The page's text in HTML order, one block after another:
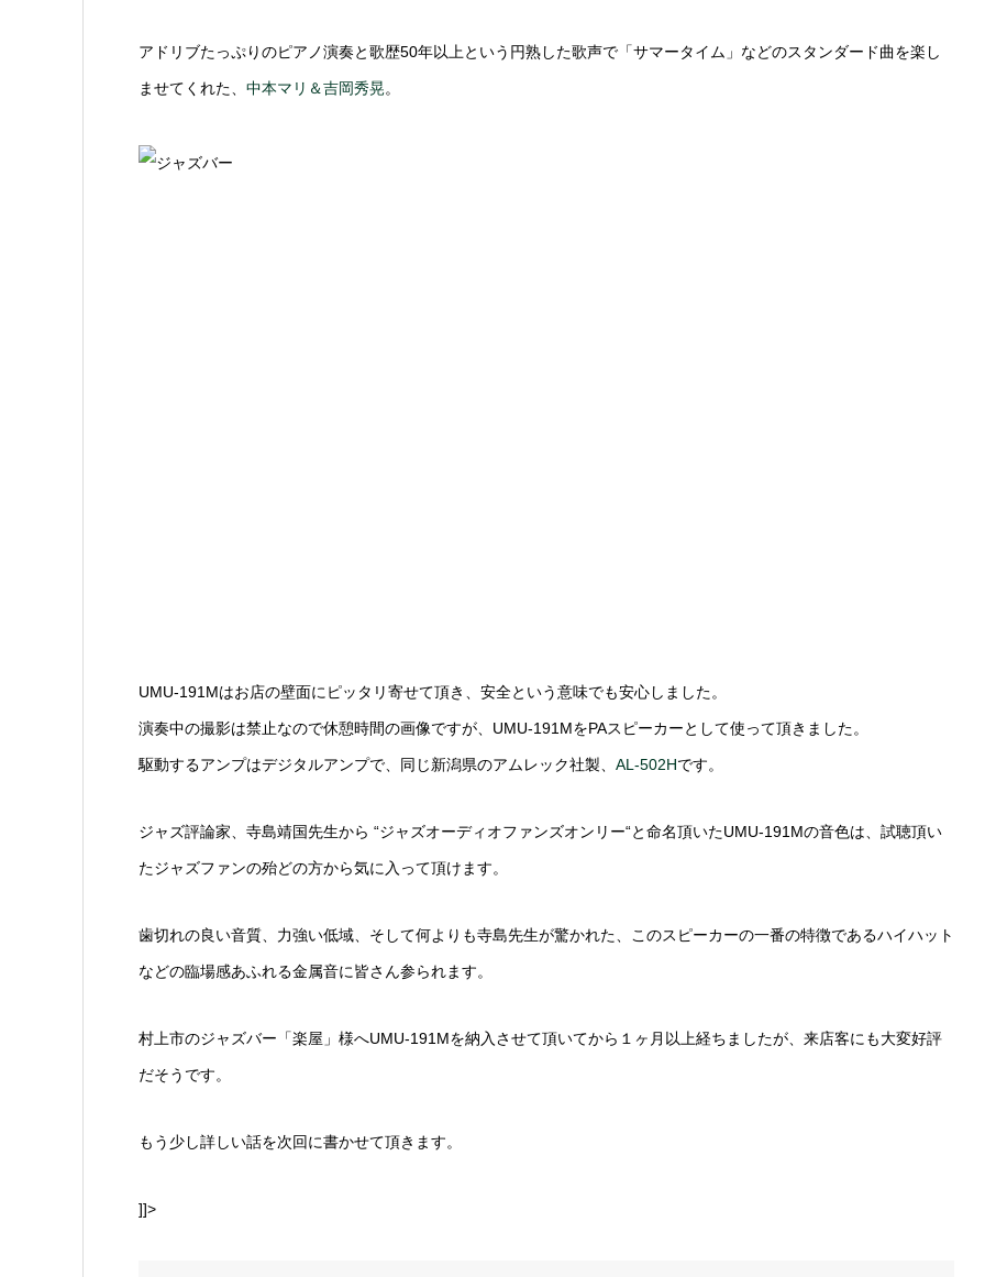
アドリブたっぷりのピアノ演奏と歌歴50年以上という円熟した歌声で「サマータイム」などのスタンダード曲を楽し
ませてくれた、 中本マリ＆吉岡秀晃。
UMU-191Mはお店の壁面にピッタリ寄せて頂き、安全という意味でも安心しました。
演奏中の撮影は禁止なので休憩時間の画像ですが、UMU-191MをPAスピーカーとして使って頂きました。
駆動するアンプはデジタルアンプで、同じ新潟県のアムレック社製、 AL-502Hです。
ジャズ評論家、寺島靖国先生から “ジャズオーディオファンズオンリー“と命名頂いたUMU-191Mの音色は、試聴頂い
たジャズファンの殆どの方から気に入って頂けます。
歯切れの良い音質、力強い低域、そして何よりも寺島先生が驚かれた、このスピーカーの一番の特徴であるハイハット
などの臨場感あふれる金属音に皆さん参られます。
村上市のジャズバー「楽屋」様へUMU-191Mを納入させて頂いてから１ヶ月以上経ちましたが、来店客にも大変好評
だそうです。
もう少し詳しい話を次回に書かせて頂きます。
]]>